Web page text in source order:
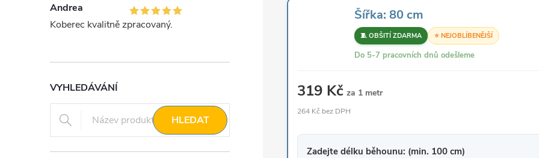
Andrea
Koberec kvalitně zpracovaný.
VYHLEDÁVÁNÍ
HLEDAT
Šířka: 80 cm
🧵 OBŠITÍ ZDARMA ⭐ NEJOBLÍBENĚJŠÍ
Do 5-7 pracovních dnů odešleme
319 Kč za 1 metr
264 Kč bez DPH
Zadejte délku běhounu: (min. 100 cm)